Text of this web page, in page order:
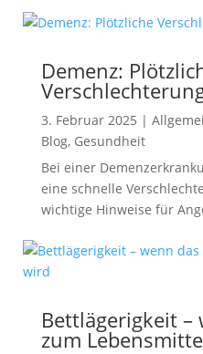
Demenz:
3. Februar 2025 |
Blog, Gesundheit
Bei einer
eine schnelle
wichtige Hinweise für
Bettlägerigkeit –
zum